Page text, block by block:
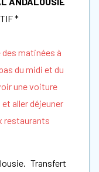
*
matinées à
du midi et du
une voiture
aller déjeuner
restaurants
Transfert